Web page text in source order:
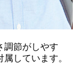
調節がしやす
しています。